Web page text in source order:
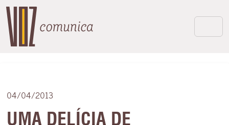
04/04/2013
UMA DELÍCIA DE